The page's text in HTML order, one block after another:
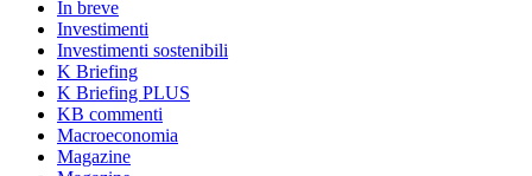
In breve
Investimenti
Investimenti sostenibili
K Briefing
K Briefing PLUS
KB commenti
Macroeconomia
Magazine